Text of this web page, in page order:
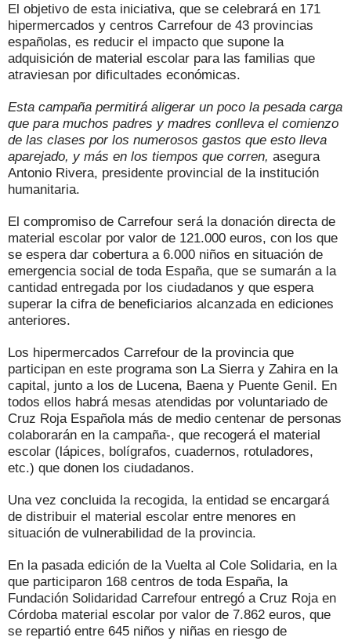
El objetivo de esta iniciativa, que se celebrará en 171
hipermercados y centros Carrefour de 43 provincias
españolas, es reducir el impacto que supone la
adquisición de material escolar para las familias que
atraviesan por dificultades económicas.
Esta campaña permitirá aligerar un poco la pesada carga
que para muchos padres y madres conlleva el comienzo
de las clases por los numerosos gastos que esto lleva
aparejado, y más en los tiempos que corren, asegura
Antonio Rivera, presidente provincial de la institución
humanitaria.
El compromiso de Carrefour será la donación directa de
material escolar por valor de 121.000 euros, con los que
se espera dar cobertura a 6.000 niños en situación de
emergencia social de toda España, que se sumarán a la
cantidad entregada por los ciudadanos y que espera
superar la cifra de beneficiarios alcanzada en ediciones
anteriores.
Los hipermercados Carrefour de la provincia que
participan en este programa son La Sierra y Zahira en la
capital, junto a los de Lucena, Baena y Puente Genil. En
todos ellos habrá mesas atendidas por voluntariado de
Cruz Roja Española más de medio centenar de personas
colaborarán en la campaña-, que recogerá el material
escolar (lápices, bolígrafos, cuadernos, rotuladores,
etc.) que donen los ciudadanos.
Una vez concluida la recogida, la entidad se encargará
de distribuir el material escolar entre menores en
situación de vulnerabilidad de la provincia.
En la pasada edición de la Vuelta al Cole Solidaria, en la
que participaron 168 centros de toda España, la
Fundación Solidaridad Carrefour entregó a Cruz Roja en
Córdoba material escolar por valor de 7.862 euros, que
se repartió entre 645 niños y niñas en riesgo de